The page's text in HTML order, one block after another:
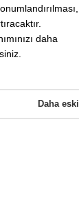
daha
Daha eski